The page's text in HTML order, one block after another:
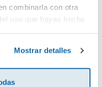
combinarla con otra
uso que hayas hecho
Mostrar detalles
opinión
este producto!